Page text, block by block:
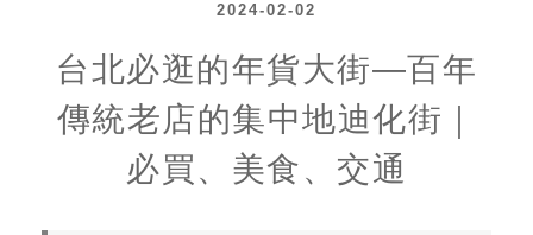
2024-02-02
台北必逛的年貨大街—百年
傳統老店的集中地迪化街｜
必買、美食、交通